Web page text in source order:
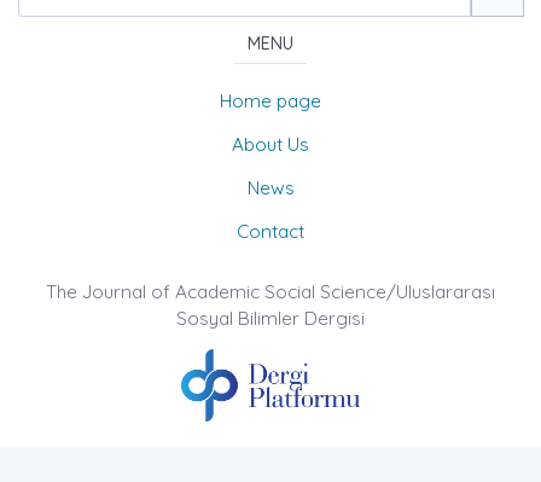
MENU
Home page
About Us
News
Contact
The Journal of Academic Social Science/Uluslararası
Sosyal Bilimler Dergisi